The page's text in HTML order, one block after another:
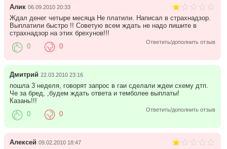
Алик 06.09.2010 20:33
Ждал денег четыре месяца Не платили. Написал в страхнадзор.
Выплатили быстро !! Советую всем ждать не надо пишите в
страхнадзор на этих брехунов!!!
Ответить/дополнить отзыв
0 0
Дмитрий 22.03.2010 23:16
пошла 3 неделя, говорят запрос в гаи сделали ждеи схему дтп.
Че за бред, ,будем ждать ответа и темболее выплаты!
Казань!!!
Ответить/дополнить отзыв
0 0
Алексей 09.02.2010 18:47